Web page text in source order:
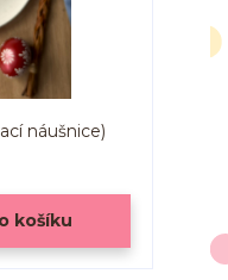
náušnice)
košíku